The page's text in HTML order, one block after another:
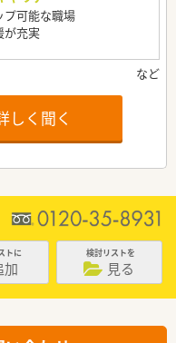
プ可能な職場
が充実
しく聞く
トに
加
検討リストを
見る